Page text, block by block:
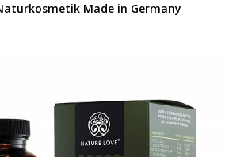
Made in Germany